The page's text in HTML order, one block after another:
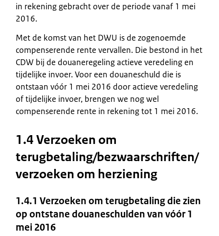
in rekening gebracht over de periode vanaf 1 mei
2016.
Met de komst van het DWU is de zogenoemde
compenserende rente vervallen. Die bestond in het
CDW bij de douaneregeling actieve veredeling en
tijdelijke invoer. Voor een douaneschuld die is
ontstaan vóór 1 mei 2016 door actieve veredeling
of tijdelijke invoer, brengen we nog wel
compenserende rente in rekening tot 1 mei 2016.
1.4 Verzoeken om
terugbetaling/bezwaarschriften/
verzoeken om herziening
1.4.1 Verzoeken om terugbetaling die zien
op ontstane douaneschulden van vóór 1
mei 2016